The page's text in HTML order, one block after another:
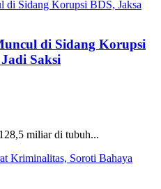
di Sidang Korupsi
Saksi
miliar di tubuh...